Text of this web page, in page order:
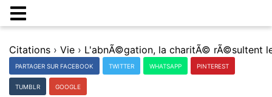
Citations › Vie ›
PARTAGER SUR FACEBOOK TWITTER WHATSAPP PINTEREST
TUMBLR GOOGLE